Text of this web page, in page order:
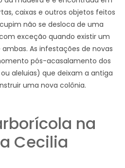
caixas e outros objetos feitos
não se desloca de uma
exceção quando existir um
As infestações de novas
pós-acasalamento dos
aleluias) que deixam a antiga
uma nova colônia.
na
Cecilia